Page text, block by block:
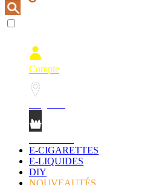
Compte
E-CIGARETTES
E-LIQUIDES
DIY
NOUVEAUTÉS